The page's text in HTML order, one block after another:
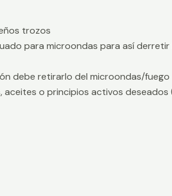
trozos
para microondas para así
debe retirarlo del microondas/fuego
aceites o principios activos